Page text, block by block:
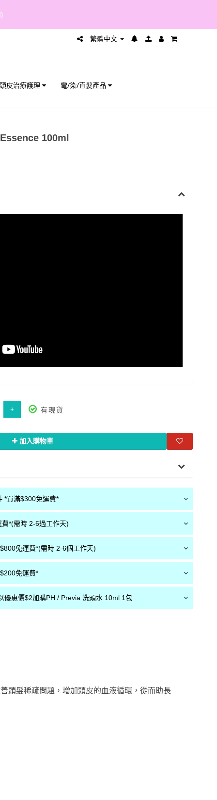
繁體中文
頭皮治療護理 電/染/直髮產品
100ml
+ 有現貨
加入購物車
*買滿$300免運費*
*(需時 2-6過工作天)
免運費*(需時 2-6個工作天)
免運費*
優惠價$2加購PH / Previa 洗頭水 10ml 1包
頭髮稀疏問題，增加頭皮的血液循環，從而助長